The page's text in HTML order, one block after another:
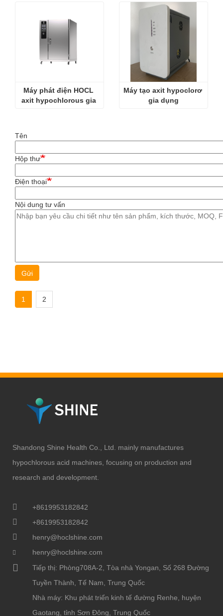
Máy phát điện HOCL
axit hypochlorous gia
Máy tạo axit hypoclorơ
gia dụng
Tên
Hộp thư
Điện thoại
Nội dung tư vấn
Gửi
1 2
Shandong Shine Health Co., Ltd. mainly manufactures
hypochlorous acid machines, focusing on production and
research and development.
+8619953182842
+8619953182842
henry@hoclshine.com
henry@hoclshine.com
Tiếp thị: Phòng708A-2, Tòa nhà Yongan, Số 268 Đường
Tuyền Thành, Tế Nam, Trung Quốc
Nhà máy: Khu phát triển kinh tế đường Renhe, huyện
Gaotang, tỉnh Sơn Đông, Trung Quốc